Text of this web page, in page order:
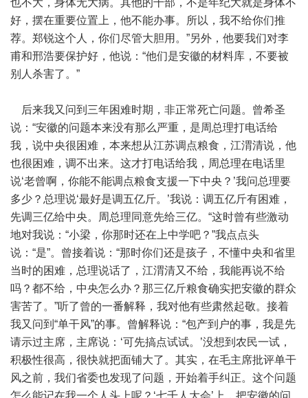
也不大，身体无大病。其他的干部，不是年纪大就是身体不
好，摆在重要位置上，他不能办事。所以，我不给你们推
荐。郑锐这个人，你们尽管大胆用。”另外，他要我们对李
甫和邢浩要保护好，他说：“他们是安徽的材料库，不要被
别人杀害了。”
后来我又问到三年困难时期，非正常死亡问题。曾希圣
说：“安徽的问题本来没有那么严重，是周总理打电话给
我，说中央很困难，本来想从江苏调点粮食，江渭清说，他
也很困难，调不出来。这才打电话给我，周总理在电话里
说‘老曾啊，你能不能调点粮食支援一下中央？’我问总理要
多少？总理说‘最好是调五亿斤。’我说：调五亿斤有困难，
先调三亿给中央。周总理同意先给三亿。“这时曾有些激动
地对我说：“小梁，你那时还在上中学吧？”我点点头
说：“是”。曾接着说：“那时你们还是孩子，不懂中央和省里
当时的困难，总理说话了，江渭清又不给，我能再说不给
吗？都不给，中央怎么办？那三亿斤粮食确实把安徽的群众
害苦了。”听了曾的一番解释，我对他有些肃然起敬。接着
我又问到“单干风”的事。曾解释说：“包产到户的事，我是先
请示过主席，主席说：‘可先搞点试试。’没想到农民一试，
积极性很高，很快就把面铺大了。其实，在毛主席批评单干
风之前，我们省委也发现了问题，开始着手纠正。这个问题
怎么能记在我一个人头上呢？‘七千人大会’上，把安徽的问